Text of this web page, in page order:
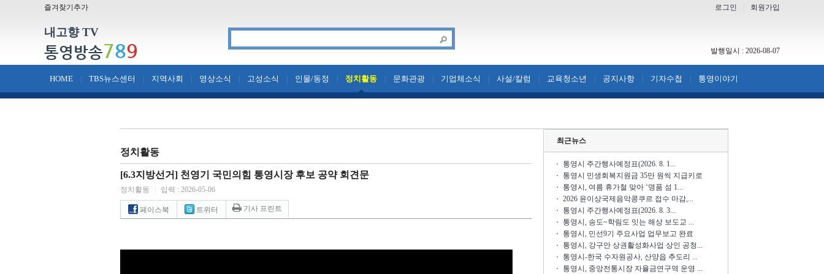
즐겨찾기추가 로그인 회원가입
내고향 TV
통영방송789 발행일시 : 2026-08-07
HOME TBS뉴스센터 지역사회 영상소식 고성소식 인물/동정 정치활동 문화관광 기업체소식 사설/칼럼 교육청소년 공지사항 기자수첩 통영이야기
정치활동
[6.3지방선거] 천영기 국민의힘 통영시장 후보 공약 회견문
정치활동 입력 : 2026-05-06
페이스북 트위터 기사 프린트
최근뉴스
통영시 주간행사예정표(2026. 8. 1...
통영시 민생회복지원금 35만 원씩 지급키로
통영시, 여름 휴가철 맞아 ‘명품 섬 1...
2026 윤이상국제음악콩쿠르 접수 마감,...
통영시 주간행사예정표(2026. 8. 3...
통영시, 송도~학림도 잇는 해상 보도교 ...
통영시, 민선9기 주요사업 업무보고 완료
통영시, 강구안 상권활성화사업 상인 공청...
통영시-한국 수자원공사, 산양읍 추도리 ...
통영시, 중앙전통시장 자율금연구역 운영 ...